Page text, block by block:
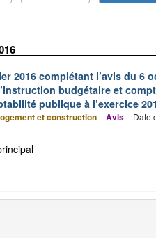
2016 complétant l’avis du 6
budgétaire et
publique à l’exercice
et construction Avis Date